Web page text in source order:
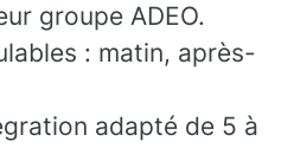
groupe ADEO.
: matin, après-
adapté de 5 à